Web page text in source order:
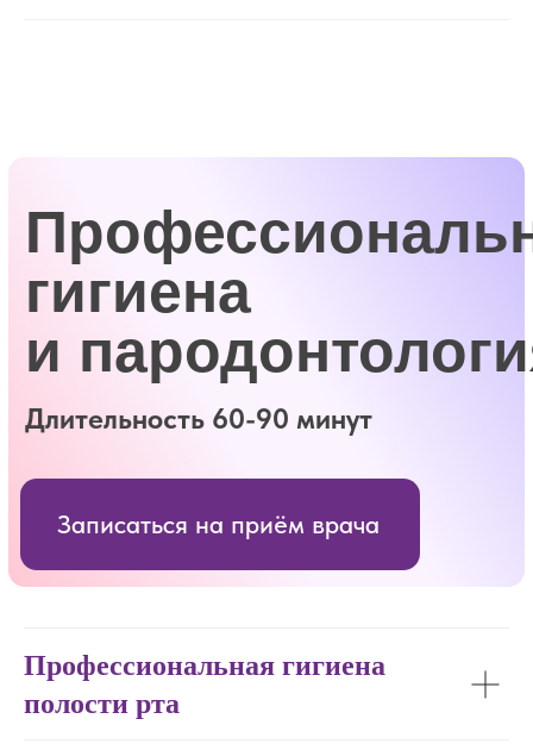
Профессиональная гигиена
полости рта
стоматолога
Длительность 90-120 минут
Записаться на приём врача